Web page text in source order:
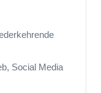
Social Media